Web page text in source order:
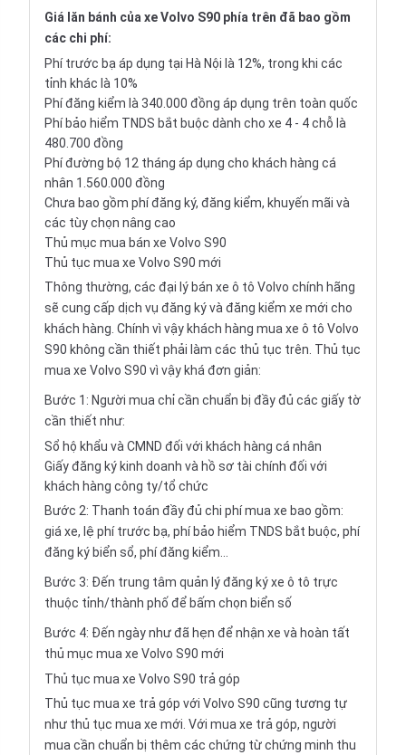
Giá lăn bánh của xe Volvo S90 phía trên đã bao gồm
các chi phí:
Phí trước bạ áp dụng tại Hà Nội là 12%, trong khi các
tỉnh khác là 10%
Phí đăng kiểm là 340.000 đồng áp dụng trên toàn quốc
Phí bảo hiểm TNDS bắt buộc dành cho xe 4 - 4 chỗ là
480.700 đồng
Phí đường bộ 12 tháng áp dụng cho khách hàng cá
nhân 1.560.000 đồng
Chưa bao gồm phí đăng ký, đăng kiểm, khuyến mãi và
các tùy chọn nâng cao
Thủ mục mua bán xe Volvo S90
Thủ tục mua xe Volvo S90 mới
Thông thường, các đại lý bán xe ô tô Volvo chính hãng
sẽ cung cấp dịch vụ đăng ký và đăng kiểm xe mới cho
khách hàng. Chính vì vậy khách hàng mua xe ô tô Volvo
S90 không cần thiết phải làm các thủ tục trên. Thủ tục
mua xe Volvo S90 vì vậy khá đơn giản:
Bước 1: Người mua chỉ cần chuẩn bị đầy đủ các giấy tờ
cần thiết như:
Sổ hộ khẩu và CMND đối với khách hàng cá nhân
Giấy đăng ký kinh doanh và hồ sơ tài chính đối với
khách hàng công ty/tổ chức
Bước 2: Thanh toán đầy đủ chi phí mua xe bao gồm:
giá xe, lệ phí trước bạ, phí bảo hiểm TNDS bắt buộc, phí
đăng ký biển sổ, phí đăng kiểm...
Bước 3: Đến trung tâm quản lý đăng ký xe ô tô trực
thuộc tỉnh/thành phố để bấm chọn biển số
Bước 4: Đến ngày như đã hẹn để nhận xe và hoàn tất
thủ mục mua xe Volvo S90 mới
Thủ tục mua xe Volvo S90 trả góp
Thủ tục mua xe trả góp với Volvo S90 cũng tương tự
như thủ tục mua xe mới. Với mua xe trả góp, người
mua cần chuẩn bị thêm các chứng từ chứng minh thu